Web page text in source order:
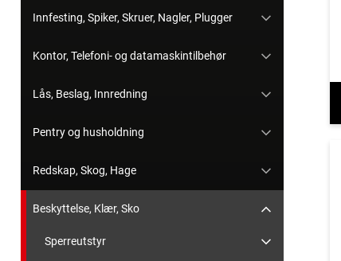
Innfesting, Spiker, Skruer, Nagler, Plugger
Kontor, Telefoni- og datamaskintilbehør
Lås, Beslag, Innredning
Pentry og husholdning
Redskap, Skog, Hage
Beskyttelse, Klær, Sko
Sperreutstyr